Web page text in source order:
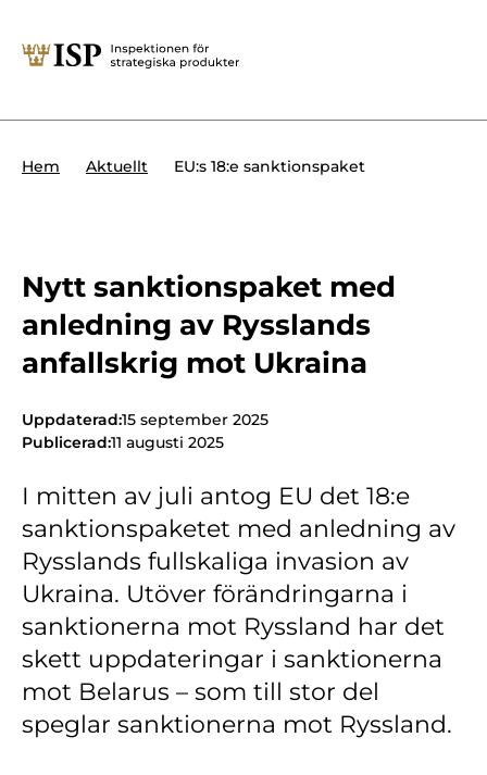
Söktips:
Krigsmateriel
Utländska direktinvesteringar
Internationella sanktioner
Kemvapen-konventionen
Kontakt
Lediga jobb
Kundwebben
In English
Hem Aktuellt EU:s 18:e sanktionspaket
Nytt sanktionspaket med
anledning av Rysslands
anfallskrig mot Ukraina
Uppdaterad:15 september 2025
Publicerad:11 augusti 2025
I mitten av juli antog EU det 18:e
sanktionspaketet med anledning av
Rysslands fullskaliga invasion av
Ukraina. Utöver förändringarna i
sanktionerna mot Ryssland har det
skett uppdateringar i sanktionerna
mot Belarus – som till stor del
speglar sanktionerna mot Ryssland.